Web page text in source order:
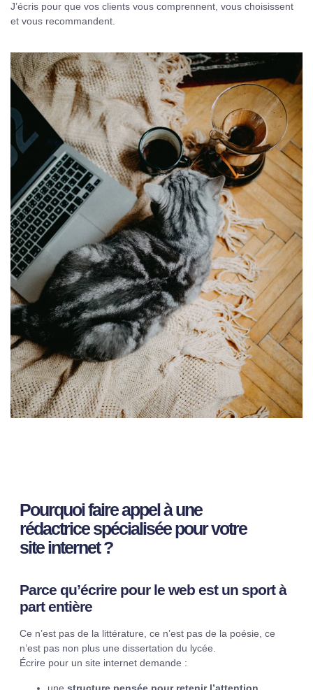
J’écris pour que vos clients vous comprennent, vous choisissent
et vous recommandent.
Pourquoi faire appel à une
rédactrice spécialisée pour votre
site internet ?
Parce qu’écrire pour le web est un sport à
part entière
Ce n’est pas de la littérature, ce n’est pas de la poésie, ce
n’est pas non plus une dissertation du lycée.
Écrire pour un site internet demande :
une structure pensée pour retenir l’attention